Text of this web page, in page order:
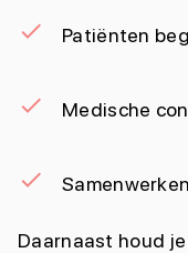
Patiënten
Medische
Daarnaast houd